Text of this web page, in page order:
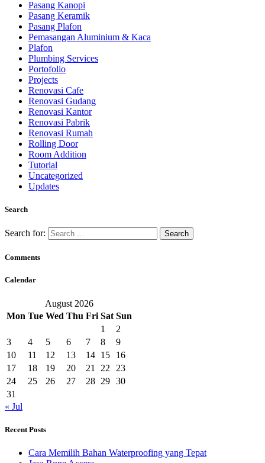
Pasang Kanopi
Pasang Keramik
Pasang Plafon
Pemasangan Aluminium & Kaca
Plafon
Plumbing Services
Portofolio
Projects
Renovasi Cafe
Renovasi Gudang
Renovasi Kantor
Renovasi Pabrik
Renovasi Rumah
Rolling Door
Room Addition
Tutorial
Uncategorized
Updates
Search
Search for:
Comments
Calendar
August 2026
Mon Tue Wed Thu Fri Sat Sun
1
2
3
4 5 6 7 8
9
10
11 12 13 14 15
16
17
18 19 20 21 22
23
24
25 26 27 28 29 30
31
« Jul
Recent Posts
Cara Memilih Bahan Waterproofing yang Tepat